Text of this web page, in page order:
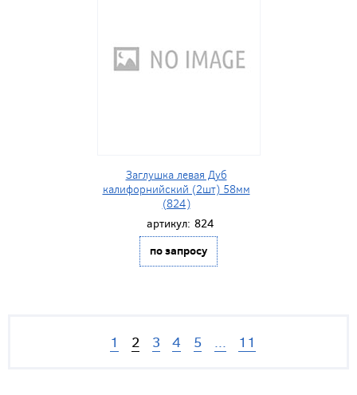
Заглушка левая Дуб
калифорнийский (2шт) 58мм
(824)
артикул: 824
по запросу
1 2 3 4 5 ... 11